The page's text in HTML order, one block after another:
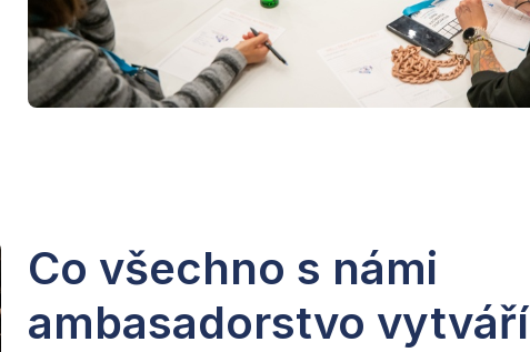
Co všechno s námi
ambasadorstvo vytváří